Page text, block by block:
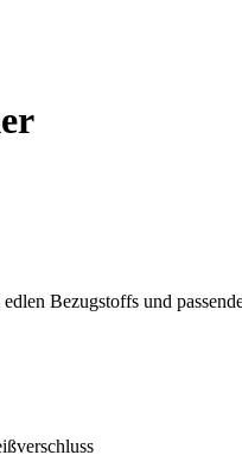
Bezugstoffs und